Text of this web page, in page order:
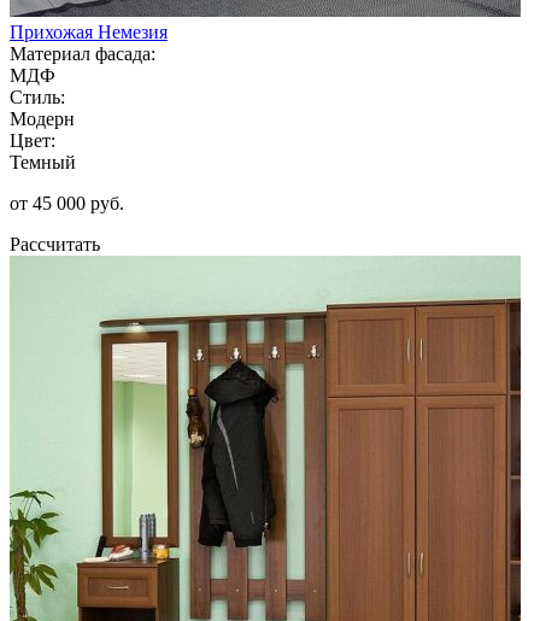
Прихожая Немезия
Материал фасада:
МДФ
Стиль:
Модерн
Цвет:
Темный
от 45 000 руб.
Рассчитать